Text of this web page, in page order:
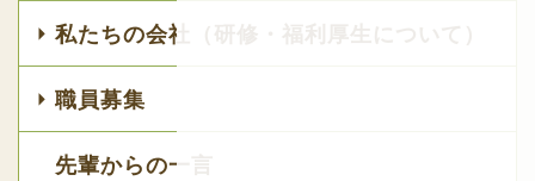
私たちの会社（研修・福利厚生について）
職員募集
先輩からの一言